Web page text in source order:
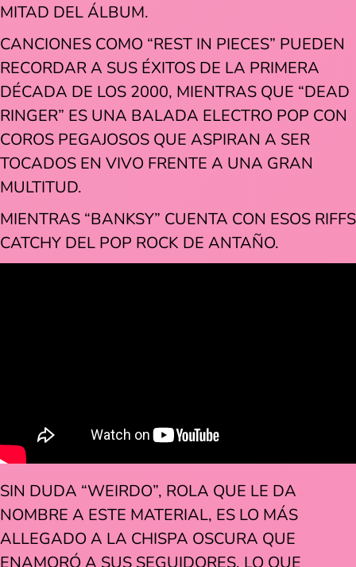
MITAD DEL ÁLBUM.
CANCIONES COMO “REST IN PIECES” PUEDEN
RECORDAR A SUS ÉXITOS DE LA PRIMERA
DÉCADA DE LOS 2000, MIENTRAS QUE “DEAD
RINGER” ES UNA BALADA ELECTRO POP CON
COROS PEGAJOSOS QUE ASPIRAN A SER
TOCADOS EN VIVO FRENTE A UNA GRAN
MULTITUD.
MIENTRAS “BANKSY” CUENTA CON ESOS RIFFS
CATCHY DEL POP ROCK DE ANTAÑO.
SIN DUDA “WEIRDO”, ROLA QUE LE DA
NOMBRE A ESTE MATERIAL, ES LO MÁS
ALLEGADO A LA CHISPA OSCURA QUE
ENAMORÓ A SUS SEGUIDORES. LO QUE